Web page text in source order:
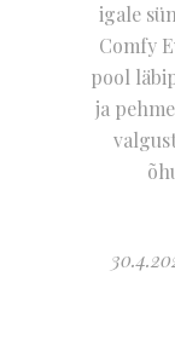
igale
Comfy
pool
ja